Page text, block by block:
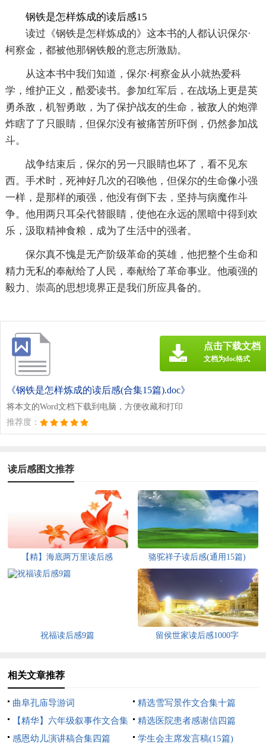
钢铁是怎样炼成的读后感15
读过《钢铁是怎样炼成的》这本书的人都认识保尔·
柯察金，都被他那钢铁般的意志所激励。
从这本书中我们知道，保尔·柯察金从小就热爱科
学，维护正义，酷爱读书。参加红军后，在战场上更是英
勇杀敌，机智勇敢，为了保护战友的生命，被敌人的炮弹
炸瞎了了只眼睛，但保尔没有被痛苦所吓倒，仍然参加战
斗。
战争结束后，保尔的另一只眼睛也坏了，看不见东
西。手术时，死神好几次的召唤他，但保尔的生命像小强
一样，是那样的顽强，他没有倒下去，坚持与病魔作斗
争。他用两只耳朵代替眼睛，使他在永远的黑暗中得到欢
乐，汲取精神食粮，成为了生活中的强者。
保尔真不愧是无产阶级革命的英雄，他把整个生命和
精力无私的奉献给了人民，奉献给了革命事业。他顽强的
毅力、崇高的思想境界正是我们所应具备的。
《钢铁是怎样炼成的读后感(合集15篇).doc》
将本文的Word文档下载到电脑，方便收藏和打印
推荐度：
点击下载文档
文档为doc格式
读后感图文推荐
【精】海底两万里读后感 骆驼祥子读后感(通用15篇)
祝福读后感9篇 留侯世家读后感1000字
相关文章推荐
曲阜孔庙导游词
精选雪写景作文合集十篇
【精华】六年级叙事作文合集
9篇
精选医院患者感谢信四篇
感恩幼儿演讲稿合集四篇
学生会主席发言稿(15篇)